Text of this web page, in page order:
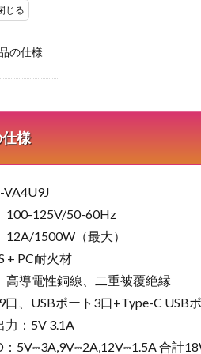
の仕様
様
125V/50-60Hz
1500W（最大）
PC耐火材
導電性銅線、二重被覆絶縁
口、USBポート3口+Type-C USB
力：5V 3.1A
：5V⎓3A,9V⎓2A,12V⎓1.5A 合計